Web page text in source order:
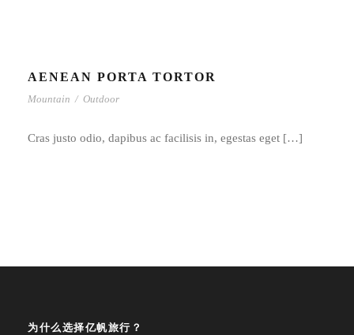
AENEAN PORTA TORTOR
Mountain / Outdoor
Cras justo odio, dapibus ac facilisis in, egestas eget […]
为什么选择亿帆旅行？